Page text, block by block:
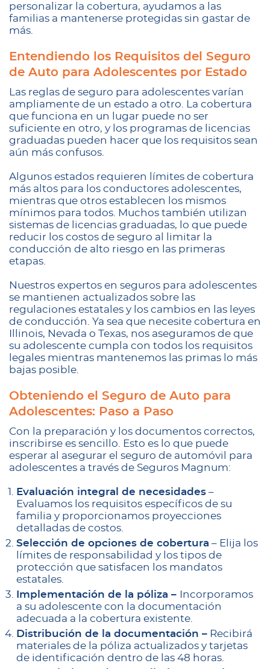
personalizar la cobertura, ayudamos a las
familias a mantenerse protegidas sin gastar de
más.
Entendiendo los Requisitos del Seguro
de Auto para Adolescentes por Estado
Las reglas de seguro para adolescentes varían
ampliamente de un estado a otro. La cobertura
que funciona en un lugar puede no ser
suficiente en otro, y los programas de licencias
graduadas pueden hacer que los requisitos sean
aún más confusos.
Algunos estados requieren límites de cobertura
más altos para los conductores adolescentes,
mientras que otros establecen los mismos
mínimos para todos. Muchos también utilizan
sistemas de licencias graduadas, lo que puede
reducir los costos de seguro al limitar la
conducción de alto riesgo en las primeras
etapas.
Nuestros expertos en seguros para adolescentes
se mantienen actualizados sobre las
regulaciones estatales y los cambios en las leyes
de conducción. Ya sea que necesite cobertura en
Illinois, Nevada o Texas, nos aseguramos de que
su adolescente cumpla con todos los requisitos
legales mientras mantenemos las primas lo más
bajas posible.
Obteniendo el Seguro de Auto para
Adolescentes: Paso a Paso
Con la preparación y los documentos correctos,
inscribirse es sencillo. Esto es lo que puede
esperar al asegurar el seguro de automóvil para
adolescentes a través de Seguros Magnum:
Evaluación integral de necesidades –
Evaluamos los requisitos específicos de su
familia y proporcionamos proyecciones
detalladas de costos.
Selección de opciones de cobertura – Elija los
límites de responsabilidad y los tipos de
protección que satisfacen los mandatos
estatales.
Implementación de la póliza –
Incorporamos
a su adolescente con la documentación
adecuada a la cobertura existente.
Distribución de la documentación – Recibirá
materiales de la póliza actualizados y tarjetas
de identificación dentro de las 48 horas.